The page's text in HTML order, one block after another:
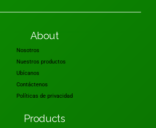
About
Nosotros
Nuestros productos
Ubícanos
Contáctenos
Políticas de privacidad
Products